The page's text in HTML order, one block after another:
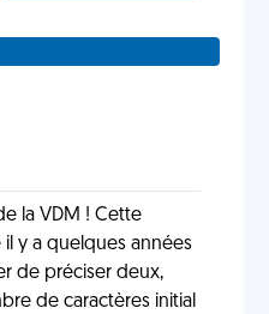
la VDM ! Cette
y a quelques années
de préciser deux,
de caractères initial